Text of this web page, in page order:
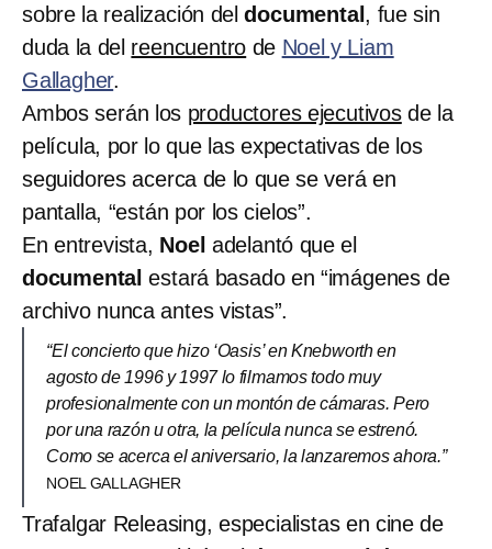
sobre la realización deldocumental , fue sin
duda la del reencuentro de Noel y Liam
Gallagher.
Ambos serán los productores ejecutivosde la
película, por lo que las expectativas de los
seguidores acerca de lo que se verá en
pantalla, “están por los cielos”.
En entrevista, Noel adelantó que el
documental estará basado en “imágenes de
archivo nunca antes vistas”.
“El concierto que hizo ‘Oasis’ en Knebworth en
agosto de 1996 y 1997 lo filmamos todo muy
profesionalmente con un montón de cámaras. Pero
por una razón u otra, la película nunca se estrenó.
Como se acerca el aniversario, la lanzaremos ahora.”
NOEL GALLAGHER
Trafalgar Releasing, especialistas en cine de